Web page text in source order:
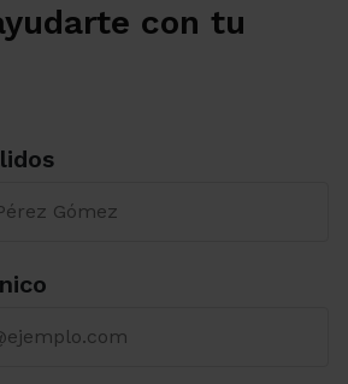
con tu